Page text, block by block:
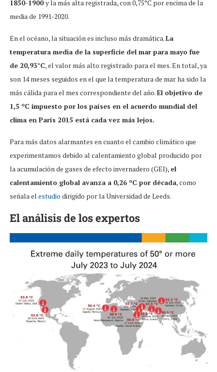
1850-1900y la más alta registrada, con 0,75°C por encima de la
media de 1991-2020.
En el océano, la situación es incluso más dramática.La
temperatura media de la superficie del mar para mayo fue
de 20,93°C, el valor más alto registrado para el mes. En total, ya
son 14 meses seguidos en el que la temperatura de mar ha sido la
más cálida para el mes correspondiente del año.El objetivo de
1,5 ºC impuesto por los países en el acuerdo mundial del
clima en París 2015 está cada vez más lejos.
Para más datos alarmantes en cuanto el cambio climático que
experimentamos debido al calentamiento global producido por
la acumulación de gases de efecto invernadero (GEI), el
calentamiento global avanza a 0,26 ºC por década, como
señala el estudio dirigido por la Universidad de Leeds.
El análisis de los expertos